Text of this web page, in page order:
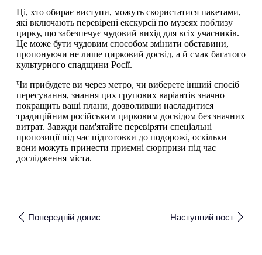
Ці, хто обирає виступи, можуть скористатися пакетами,
які включають перевірені екскурсії по музеях поблизу
цирку, що забезпечує чудовий вихід для всіх учасників.
Це може бути чудовим способом змінити обставини,
пропонуючи не лише цирковий досвід, а й смак багатого
культурного спадщини Росії.
Чи прибудете ви через метро, чи виберете інший спосіб
пересування, знання цих групових варіантів значно
покращить ваші плани, дозволивши насладитися
традиційним російським цирковим досвідом без значних
витрат. Завжди пам'ятайте перевіряти спеціальні
пропозиції під час підготовки до подорожі, оскільки
вони можуть принести приємні сюрпризи під час
дослідження міста.
Попередній допис Наступний пост